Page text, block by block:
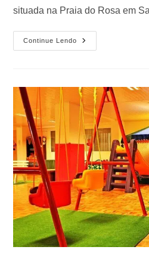
situada na Praia do Rosa em
Continue Lendo